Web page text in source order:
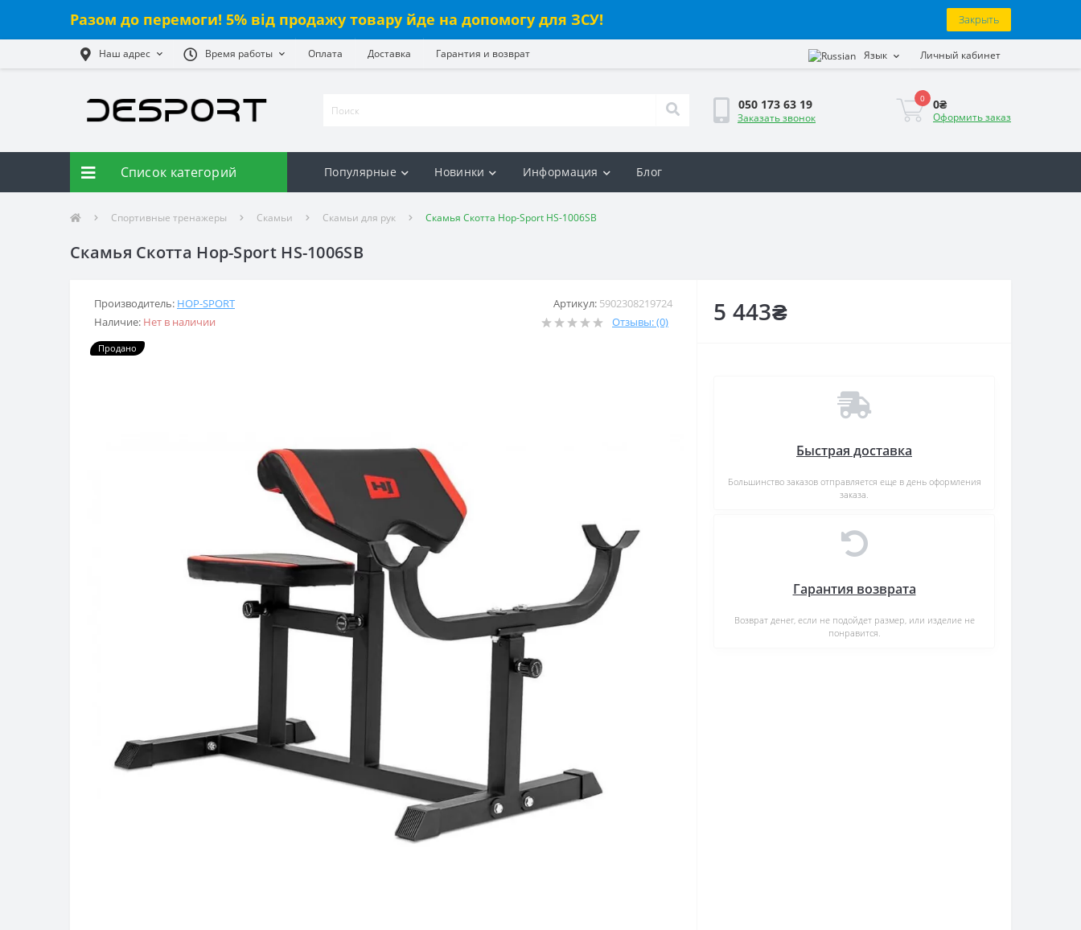
Разом до перемоги! 5% від продажу товару йде на допомогу для ЗСУ! Закрыть
Наш адрес Время работы Оплата Доставка Гарантия и возврат Язык Личный кабинет
050 173 63 19
Заказать звонок
0 0₴
Оформить заказ
Список категорий Популярные Новинки Информация Блог
Спортивные тренажеры Скамьи Скамьи для рук Скамья Скотта Hop-Sport HS-1006SB
Скамья Скотта Hop-Sport HS-1006SB
Производитель: HOP-SPORT Артикул: 5902308219724
Наличие: Нет в наличии Отзывы: (0)
Продано
5 443₴
Быстрая доставка
Большинство заказов отправляется еще в день оформления
заказа.
Гарантия возврата
Возврат денег, если не подойдет размер, или изделие не
понравится.